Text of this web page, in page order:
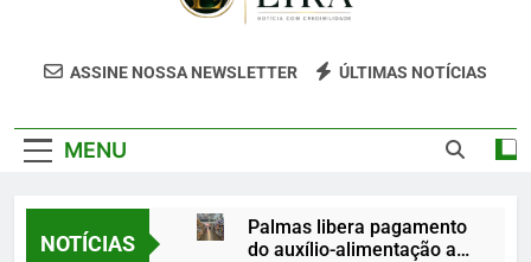
Portal Lira
Portal Lira É Um Site Informativo
Clareza, Responsabilidade E Uma Boa
ASSINE NOSSA NEWSLETTER ÚLTIMAS NOTÍCIAS
MENU
NOTÍCIAS
Palmas libera pagamento
do auxílio-alimentação a